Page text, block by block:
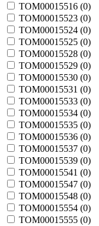
TOM00015516 (0)
TOM00015523 (0)
TOM00015524 (0)
TOM00015525 (0)
TOM00015528 (0)
TOM00015529 (0)
TOM00015530 (0)
TOM00015531 (0)
TOM00015533 (0)
TOM00015534 (0)
TOM00015535 (0)
TOM00015536 (0)
TOM00015537 (0)
TOM00015539 (0)
TOM00015541 (0)
TOM00015547 (0)
TOM00015548 (0)
TOM00015554 (0)
TOM00015555 (0)